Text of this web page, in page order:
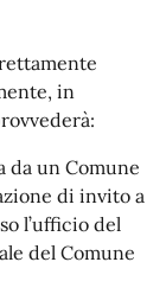
in
da un Comune
di invito a
l’ufficio del
del Comune